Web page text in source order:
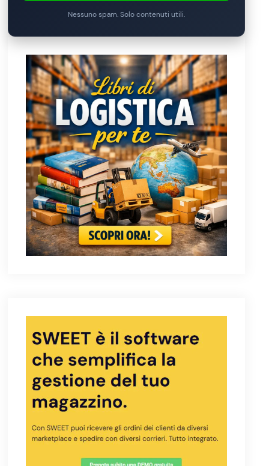
Nessuno spam. Solo contenuti utili.